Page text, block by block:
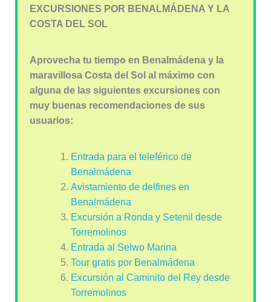
EXCURSIONES POR BENALMÁDENA Y LA
COSTA DEL SOL
Aprovecha tu tiempo en Benalmádena y la
maravillosa Costa del Sol al máximo con
alguna de las siguientes excursiones con
muy buenas recomendaciones de sus
usuarios:
Entrada para el teleférico de
Benalmádena
Avistamiento de delfines en
Benalmádena
Excursión a Ronda y Setenil desde
Torremolinos
Entrada al Selwo Marina
Tour gratis por Benalmádena
Excursión al Caminito del Rey desde
Torremolinos